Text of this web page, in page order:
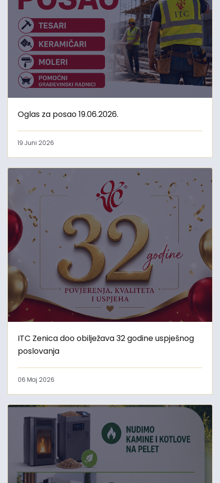
Oglas za posao 19.06.2026.
19 Juni 2026
ITC Zenica doo obilježava 32 godine uspješnog
poslovanja
06 Maj 2026